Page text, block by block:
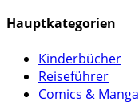
Hauptkategorien
Kinderbücher
Reiseführer
Comics & Manga